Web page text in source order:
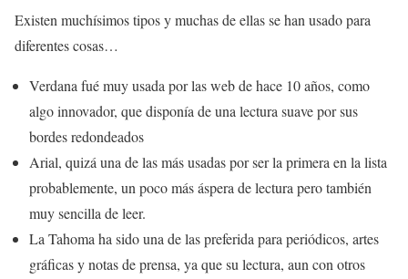
Existen muchísimos tipos y muchas de ellas se han usado para
diferentes cosas…
Verdana fué muy usada por las web de hace 10 años, como
algo innovador, que disponía de una lectura suave por sus
bordes redondeados
Arial, quizá una de las más usadas por ser la primera en la lista
probablemente, un poco más áspera de lectura pero también
muy sencilla de leer.
La Tahoma ha sido una de las preferida para periódicos, artes
gráficas y notas de prensa, ya que su lectura, aun con otros